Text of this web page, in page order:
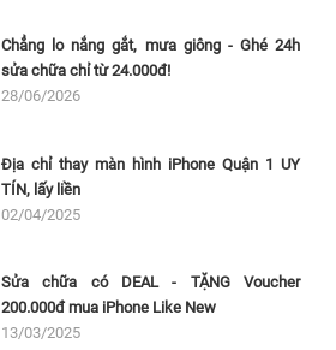
Chẳng lo nắng gắt, mưa giông - Ghé 24h
sửa chữa chỉ từ 24.000đ!
28/06/2026
Địa chỉ thay màn hình iPhone Quận 1 UY
TÍN, lấy liền
02/04/2025
Sửa chữa có DEAL - TẶNG Voucher
200.000đ mua iPhone Like New
13/03/2025